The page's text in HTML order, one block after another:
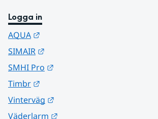
Logga in
AQUA
SIMAIR
SMHI Pro
Timbr
Vinterväg
Väderlarm